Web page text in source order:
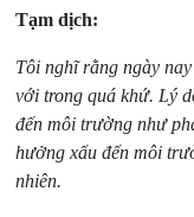
Tạm dịch:
Tôi nghĩ rằng ngày
với trong quá khứ. Lý
đến môi trường như
hưởng xấu đến môi
nhiên.